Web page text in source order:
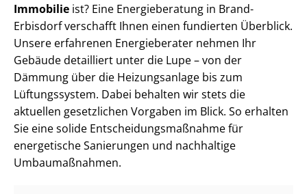
Immobilie ist? Eine Energieberatung in Brand-
Erbisdorf verschafft Ihnen einen fundierten Überblick.
Unsere erfahrenen Energieberater nehmen Ihr
Gebäude detailliert unter die Lupe – von der
Dämmung über die Heizungsanlage bis zum
Lüftungssystem. Dabei behalten wir stets die
aktuellen gesetzlichen Vorgaben im Blick. So erhalten
Sie eine solide Ent­schei­dungs­maß­nah­me für
energetische Sanierungen und nachhaltige
Umbaumaßnahmen.